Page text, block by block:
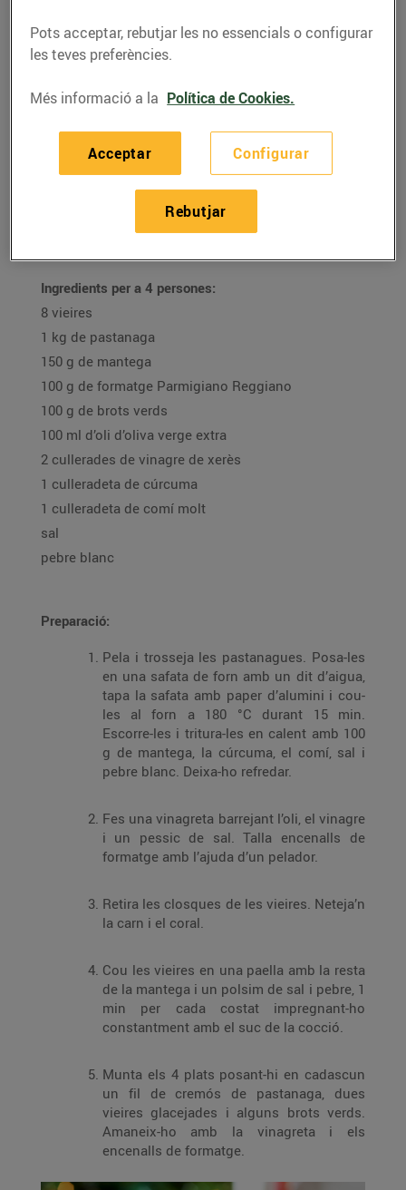
RECEPTES
Vieires glacejades amb
formatge i cremós de
pastanaga i brots verds
03/de desembre/2020
Ingredients per a 4 persones:
8 vieires
1 kg de pastanaga
150 g de mantega
100 g de formatge Parmigiano Reggiano
100 g de brots verds
100 ml d’oli d’oliva verge extra
2 cullerades de vinagre de xerès
1 culleradeta de cúrcuma
1 culleradeta de comí molt
sal
pebre blanc
Preparació:
Pela i trosseja les pastanagues. Posa-les
en una safata de forn amb un dit d’aigua,
tapa la safata amb paper d’alumini i cou-
les al forn a 180 °C durant 15 min.
Escorre-les i tritura-les en calent amb 100
g de mantega, la cúrcuma, el comí, sal i
pebre blanc. Deixa-ho refredar.
Fes una vinagreta barrejant l’oli, el vinagre
i un pessic de sal. Talla encenalls de
formatge amb l’ajuda d’un pelador.
Retira les closques de les vieires. Neteja’n
la carn i el coral.
Cou les vieires en una paella amb la resta
de la mantega i un polsim de sal i pebre, 1
min per cada costat impregnant-ho
constantment amb el suc de la cocció.
Munta els 4 plats posant-hi en cadascun
un fil de cremós de pastanaga, dues
vieires glacejades i alguns brots verds.
Amaneix-ho amb la vinagreta i els
encenalls de formatge.
Pots acceptar, rebutjar les no essencials o configurar
les teves preferències.
Més informació a la Política de Cookies.
Configurar
Rebutjar
Acceptar